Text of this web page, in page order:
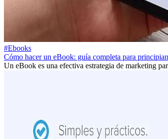
#Ebooks
Cómo hacer un eBook: guía completa para
Un eBook es una efectiva estrategia de marketing